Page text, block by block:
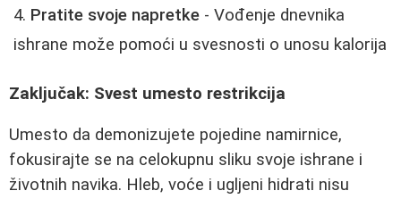
Pratite svoje napretke - Vođenje dnevnika
ishrane može pomoći u svesnosti o unosu kalorija
Zaključak: Svest umesto restrikcija
Umesto da demonizujete pojedine namirnice,
fokusirajte se na celokupnu sliku svoje ishrane i
životnih navika. Hleb, voće i ugljeni hidrati nisu